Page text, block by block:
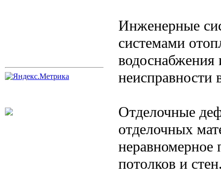
Инженерные
системами
водоснабжения
неисправности
Отделочные
отделочных
потолков и